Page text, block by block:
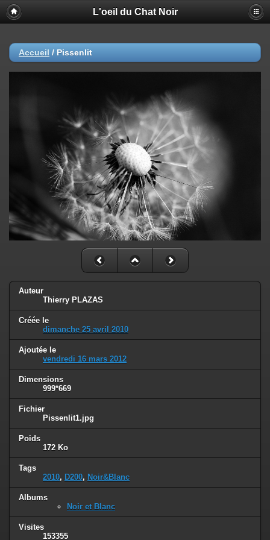
L'oeil du Chat Noir
Accueil / Pissenlit
Auteur
Thierry PLAZAS
Créée le
dimanche 25 avril 2010
Ajoutée le
vendredi 16 mars 2012
Dimensions
999*669
Fichier
Pissenlit1.jpg
Poids
172 Ko
Tags
2010, D200, Noir&Blanc
Albums
Noir et Blanc
Visites
153355